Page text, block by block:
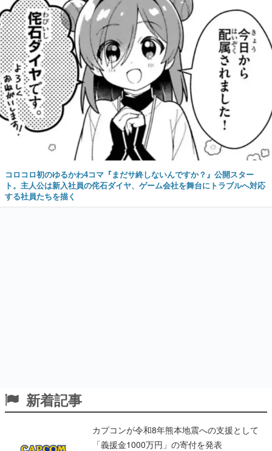
コロコロ初のゆるかわ4コマ『まだサ終しないんですか？』公開スター
ト。主人公は新入社員の侘石ダイヤ、ゲーム会社を舞台にトラブルへ対応
する社員たちを描く
新着記事
カプコンが令和8年熊本地震への支援として
「義援金1000万円」の寄付を発表